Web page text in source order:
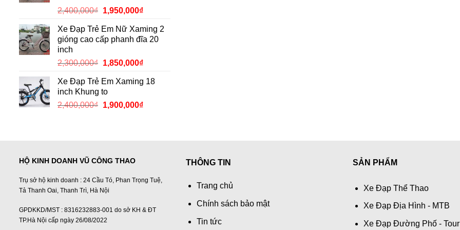
2,400,000₫ Giá
là:
2,400,000₫.
1,950,000₫Giá
tại
là:
Xe Đạp Trẻ Em Nữ Xaming 2
gióng cao cấp phanh đĩa 20
inch
2,300,000₫ Giá
là:
2,300,000₫.
1,850,000₫Giá
tại
1,850,000₫.
Xe Đạp Trẻ Em Xaming 18
inch Khung to
2,400,000₫ Giá
1,900,000₫Giá
HỘ KINH DOANH VŨ CÔNG THAO
Trụ sở hộ kinh doanh : 24 Cầu Tó, Phan Trọng Tuệ,
Tả Thanh Oai, Thanh Trì, Hà Nội
GPDKKD/MST : 8316232883-001 do sở KH & ĐT
TP.Hà Nội cấp ngày 26/08/2022
THÔNG TIN
Trang chủ
Chính sách bảo mật
Tin tức
SẢN PHẨM
Xe Đạp Thể Thao
Xe Đạp Địa Hình - MTB
Xe Đạp Đường Phố -